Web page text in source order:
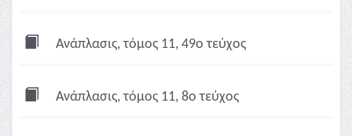
Ανάπλασις, τόμος 11, 49ο τεύχος
Ανάπλασις, τόμος 11, 8ο τεύχος